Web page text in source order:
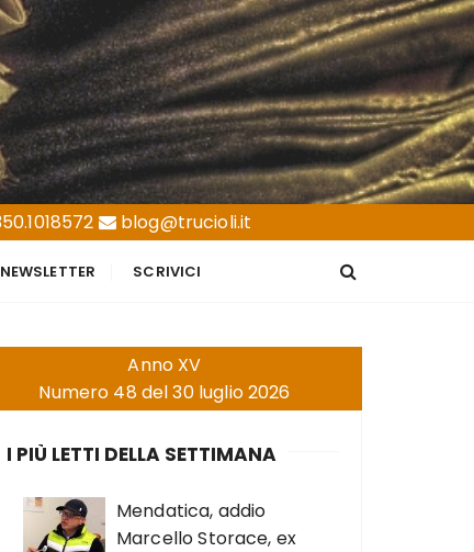
blog@trucioli.it
SCRIVICI
Anno XV
Numero 48 del 30 luglio 2026
I PIÙ LETTI DELLA SETTIMANA
Mendatica, addio
Marcello Storace, ex